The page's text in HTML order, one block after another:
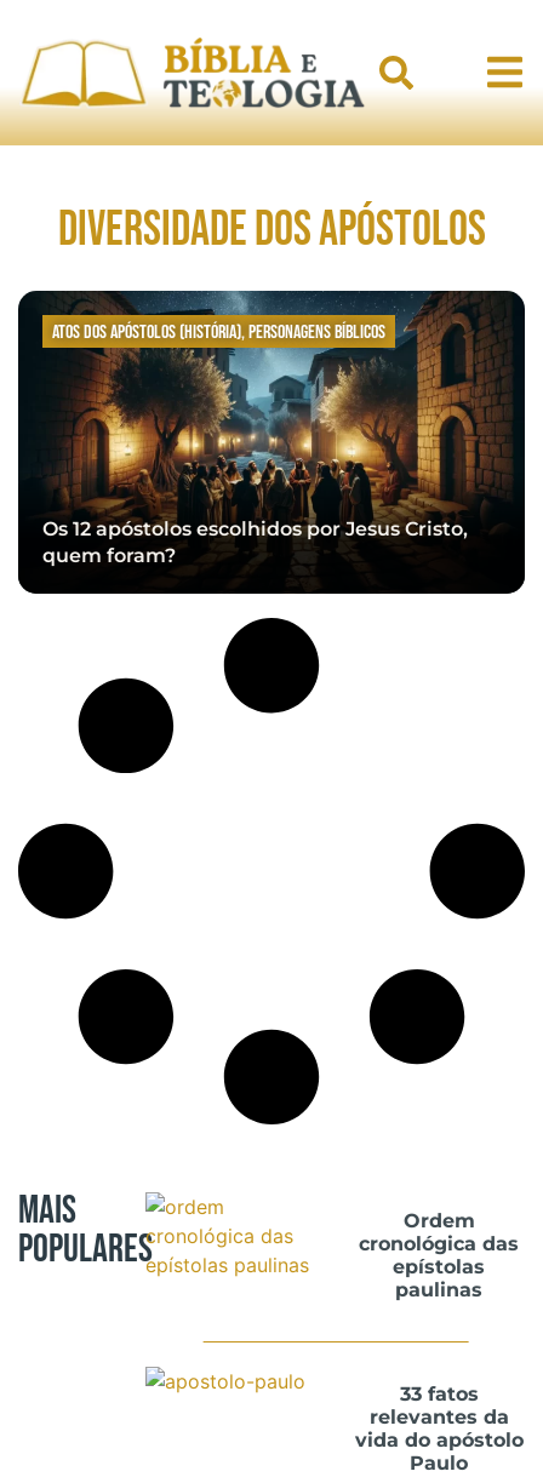
Diversidade dos Apóstolos
Os 12 apóstolos escolhidos por Jesus Cristo,
quem foram?
Atos dos Apóstolos (História),Personagens bíblicos
Mais
Populares
Ordem
cronológica das
epístolas
paulinas
33 fatos
relevantes da
vida do apóstolo
Paulo